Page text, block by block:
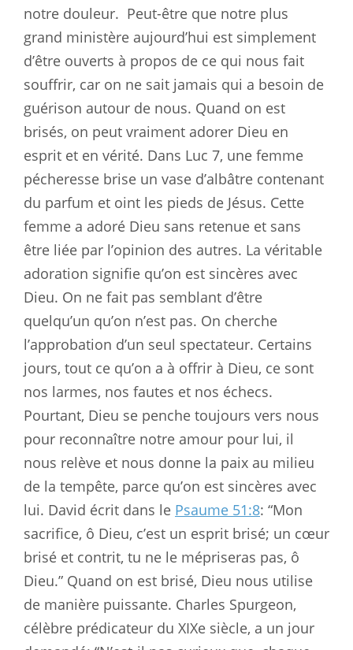
notre douleur. Peut-être que notre plus
grand ministère aujourd’hui est simplement
d’être ouverts à propos de ce qui nous fait
souffrir, car on ne sait jamais qui a besoin de
guérison autour de nous. Quand on est
brisés, on peut vraiment adorer Dieu en
esprit et en vérité. Dans Luc 7, une femme
pécheresse brise un vase d’albâtre contenant
du parfum et oint les pieds de Jésus. Cette
femme a adoré Dieu sans retenue et sans
être liée par l’opinion des autres. La véritable
adoration signifie qu’on est sincères avec
Dieu. On ne fait pas semblant d’être
quelqu’un qu’on n’est pas. On cherche
l’approbation d’un seul spectateur. Certains
jours, tout ce qu’on a à offrir à Dieu, ce sont
nos larmes, nos fautes et nos échecs.
Pourtant, Dieu se penche toujours vers nous
pour reconnaître notre amour pour lui, il
nous relève et nous donne la paix au milieu
de la tempête, parce qu’on est sincères avec
lui. David écrit dans le Psaume 51:8: “Mon
sacrifice, ô Dieu, c’est un esprit brisé; un cœur
brisé et contrit, tu ne le mépriseras pas, ô
Dieu.” Quand on est brisé, Dieu nous utilise
de manière puissante. Charles Spurgeon,
célèbre prédicateur du XIXe siècle, a un jour